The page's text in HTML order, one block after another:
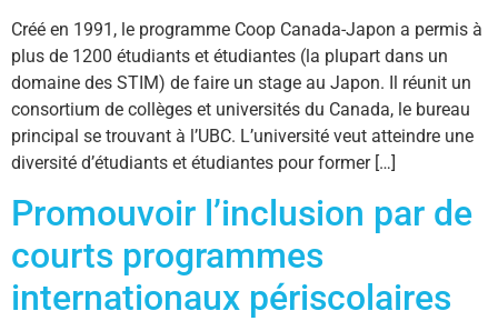
Créé en 1991, le programme Coop Canada-Japon a permis à
plus de 1200 étudiants et étudiantes (la plupart dans un
domaine des STIM) de faire un stage au Japon. Il réunit un
consortium de collèges et universités du Canada, le bureau
principal se trouvant à l’UBC. L’université veut atteindre une
diversité d’étudiants et étudiantes pour former […]
Promouvoir l’inclusion par de
courts programmes
internationaux périscolaires